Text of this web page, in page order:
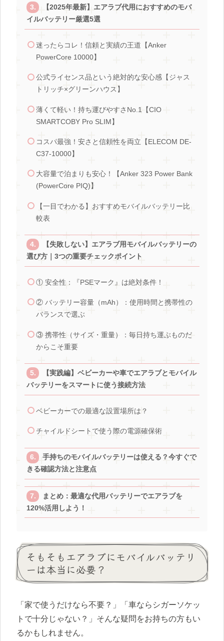
【2025年最新】エアラブ代用におすすめのモバ
イルバッテリー厳選5選
迷ったらコレ！信頼と実績の王道【Anker
PowerCore 10000】
公式ライセンス品という絶対的な安心感【ジャス
トリッチ×グリーンハウス】
薄くて軽い！持ち運びやすさNo.1【CIO
SMARTCOBY Pro SLIM】
コスパ最強！安さと信頼性を両立【ELECOM DE-
C37-10000】
大容量で泊まりも安心！【Anker 323 Power Bank
(PowerCore PIQ)】
【一目でわかる】おすすめモバイルバッテリー比
較表
【失敗しない】エアラブ用モバイルバッテリーの
選び方｜3つの重要チェックポイント
① 安全性：『PSEマーク』は絶対条件！
② バッテリー容量（mAh）：使用時間と携帯性の
バランスで選ぶ
③ 携帯性（サイズ・重量）：毎日持ち運ぶものだ
からこそ重要
【実践編】ベビーカーや車でエアラブとモバイル
バッテリーをスマートに使う接続方法
ベビーカーでの最適な設置場所は？
チャイルドシートで使う際の電源確保術
手持ちのモバイルバッテリーは使える？今すぐで
きる確認方法と注意点
まとめ：最適な代用バッテリーでエアラブを
120%活用しよう！
そもそもエアラブにモバイルバッテリ
ーは本当に必要？
「家で使うだけなら不要？」「車ならシガーソケッ
トで十分じゃない？」そんな疑問をお持ちの方もい
るかもしれません。